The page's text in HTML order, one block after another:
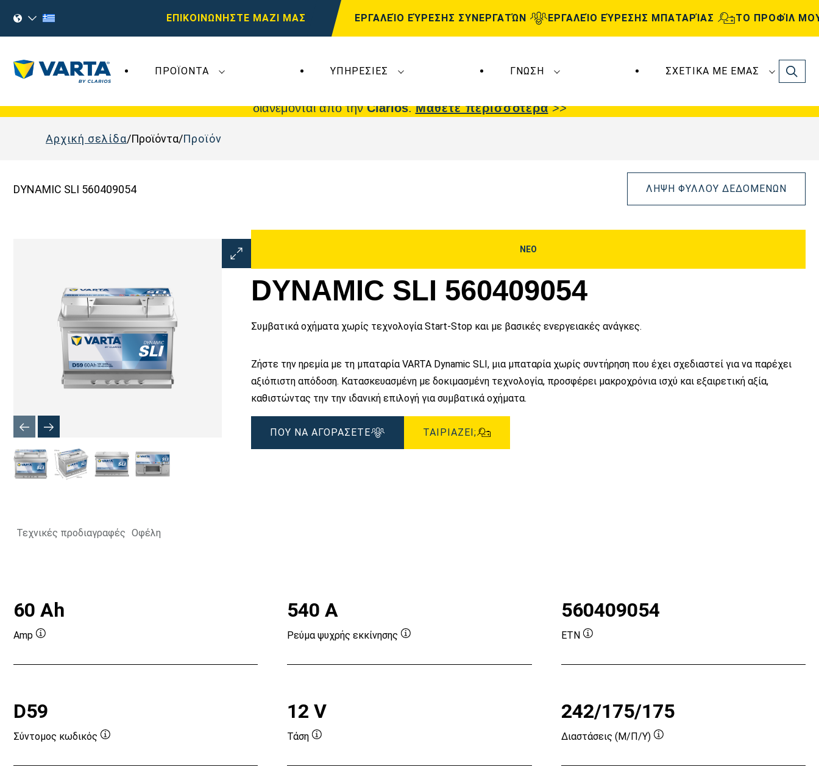
ΕΠΙΚΟΙΝΩΝΗΣΤΕ ΜΑΖΙ ΜΑΣ ΕΡΓΑΛΕΊΟ ΕΎΡΕΣΗΣ ΣΥΝΕΡΓΑΤΏΝ ΕΡΓΑΛΕΊΟ ΕΎΡΕΣΗΣ ΜΠΑΤΑΡΊΑΣ ΤΟ ΠΡΟΦΊΛ
ΠΡΟΪΌΝΤΑ ΥΠΗΡΕΣΊΕΣ ΓΝΏΣΗ ΣΧΕΤΙΚΆ ΜΕ ΕΜΆΣ Search
διανέμονται από τηνClarios.Μάθετε περισσότερα>>
Αρχική σελίδα Προϊόντα Προϊόν
DYNAMIC SLI 560409054 ΛΉΨΗ ΦΎΛΛΟΥ ΔΕΔΟΜΈΝΩΝ
Άνοιγμα
διαλόγου
ΝΕΟ
DYNAMIC SLI 560409054
Συμβατικά οχήματα χωρίς τεχνολογία Start-Stop και με βασικές ενεργειακές ανάγκες.
Ζήστε την ηρεμία με τη μπαταρία VARTA Dynamic SLI, μια μπαταρία χωρίς συντήρηση που έχει σχεδιαστεί για να παρέχει
αξιόπιστη απόδοση. Κατασκευασμένη με δοκιμασμένη τεχνολογία, προσφέρει μακροχρόνια ισχύ και εξαιρετική αξία,
καθιστώντας την την ιδανική επιλογή για συμβατικά οχήματα.
ΠΟΥ ΝΑ ΑΓΟΡΑΣΕΤΕ ΤΑΙΡΙΆΖΕΙ;
Τεχνικές προδιαγραφές Οφέλη
60 Ah
Amp
540 A
Ρεύμα ψυχρής εκκίνησης
560409054
ETN
D59
Σύντομος κωδικός
12 V
Τάση
242/175/175
Διαστάσεις (Μ/Π/Υ)